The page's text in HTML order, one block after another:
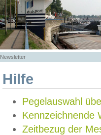
Newsletter
Hilfe
Pegelauswahl
Kennzeichnende
Zeitbezug der